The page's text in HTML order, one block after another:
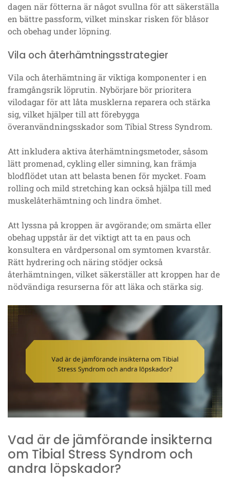
dagen när fötterna är något svullna för att säkerställa
en bättre passform, vilket minskar risken för blåsor
och obehag under löpning.
Vila och återhämtningsstrategier
Vila och återhämtning är viktiga komponenter i en
framgångsrik löprutin. Nybörjare bör prioritera
vilodagar för att låta musklerna reparera och stärka
sig, vilket hjälper till att förebygga
överanvändningsskador som Tibial Stress Syndrom.
Att inkludera aktiva återhämtningsmetoder, såsom
lätt promenad, cykling eller simning, kan främja
blodflödet utan att belasta benen för mycket. Foam
rolling och mild stretching kan också hjälpa till med
muskelåterhämtning och lindra ömhet.
Att lyssna på kroppen är avgörande; om smärta eller
obehag uppstår är det viktigt att ta en paus och
konsultera en vårdpersonal om symtomen kvarstår.
Rätt hydrering och näring stödjer också
återhämtningen, vilket säkerställer att kroppen har de
nödvändiga resurserna för att läka och stärka sig.
Vad är de jämförande insikterna
om Tibial Stress Syndrom och
andra löpskador?